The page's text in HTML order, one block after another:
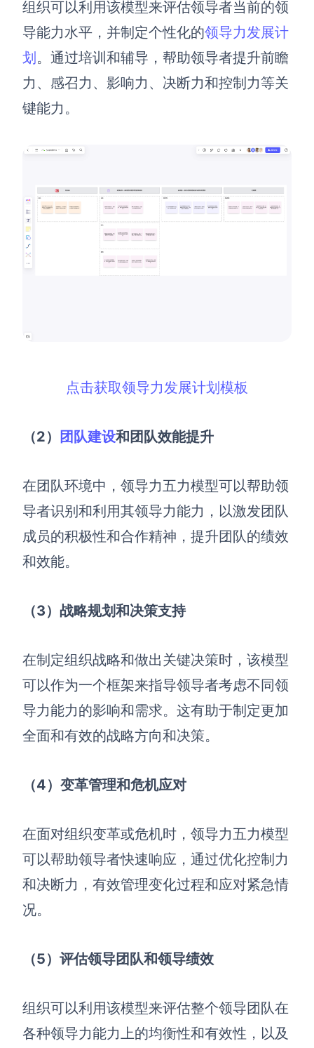
组织可以利用该模型来评估领导者当前的领
导能力水平，并制定个性化的领导力发展计
划 。通过培训和辅导，帮助领导者提升前瞻
力、感召力、影响力、决断力和控制力等关
键能力。
点击获取领导力发展计划模板
（2） 团队建设和团队效能提升
在团队环境中，领导力五力模型可以帮助领
导者识别和利用其领导力能力，以激发团队
成员的积极性和合作精神，提升团队的绩效
和效能。
（3）战略规划和决策支持
在制定组织战略和做出关键决策时，该模型
可以作为一个框架来指导领导者考虑不同领
导力能力的影响和需求。这有助于制定更加
全面和有效的战略方向和决策。
（4）变革管理和危机应对
在面对组织变革或危机时，领导力五力模型
可以帮助领导者快速响应，通过优化控制力
和决断力，有效管理变化过程和应对紧急情
况。
（5）评估领导团队和领导绩效
组织可以利用该模型来评估整个领导团队在
各种领导力能力上的均衡性和有效性，以及